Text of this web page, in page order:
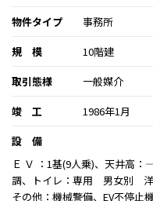
物件タイプ
事務所
規 模
10階建
取引態様
一般媒介
竣 工
1986年1月
設 備
Ｅ Ｖ ：1基(9人乗)、天井高
調、トイレ：専用 男女別
その他：機械警備、EV不停止